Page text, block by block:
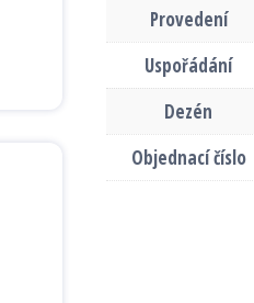
Provedení
Uspořádání
Dezén
Objednací číslo